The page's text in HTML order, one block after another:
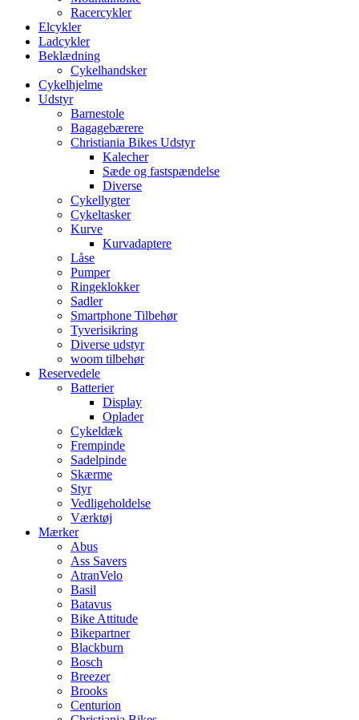
Racercykler
Elcykler
Ladcykler
Beklædning
Cykelhandsker
Cykelhjelme
Udstyr
Barnestole
Bagagebærere
Christiania Bikes Udstyr
Kalecher
Sæde og fastspændelse
Diverse
Cykellygter
Cykeltasker
Kurve
Kurvadaptere
Låse
Pumper
Ringeklokker
Sadler
Smartphone Tilbehør
Tyverisikring
Diverse udstyr
woom tilbehør
Reservedele
Batterier
Display
Oplader
Cykeldæk
Frempinde
Sadelpinde
Skærme
Styr
Vedligeholdelse
Værktøj
Mærker
Abus
Ass Savers
AtranVelo
Basil
Batavus
Bike Attitude
Bikepartner
Blackburn
Bosch
Breezer
Brooks
Centurion